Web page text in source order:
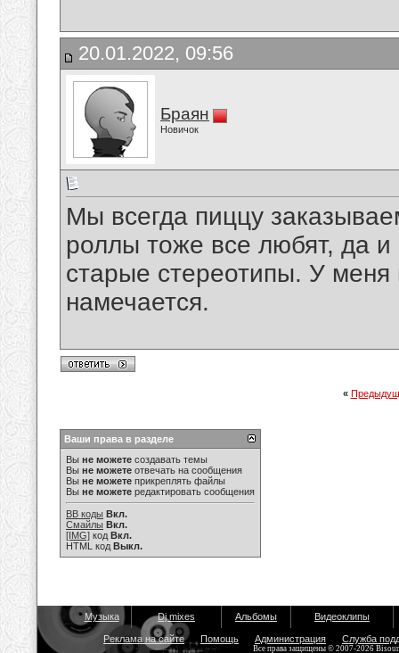
20.01.2022, 09:56
Браян
Новичок
Мы всегда пиццу
роллы тоже все любят, да
старые стереотипы. У меня
намечается.
«
Ваши права в разделе
Вы не можете создавать темы
Вы не можете отвечать на сообщения
Вы не можете прикреплять файлы
Вы не можете редактировать сообщения
BB коды Вкл.
Смайлы Вкл.
[IMG] код Вкл.
HTML код Выкл.
Музыка Dj mixes Альбомы Видеоклипы
Реклама на сайте Помощь Администрация Служба
Все права защищены © 2007-2026